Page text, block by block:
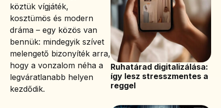
köztük vígjáték,
kosztümös és modern
dráma – egy közös van
bennük: mindegyik szívet
melengető bizonyíték arra,
hogy a vonzalom néha a
legváratlanabb helyen
kezdődik.
Ruhatárad digitalizálása:
így lesz stresszmentes a
reggel